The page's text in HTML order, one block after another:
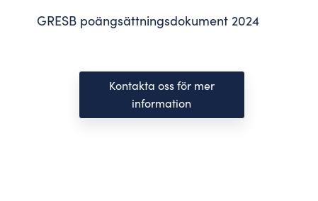
GRESB poängsättningsdokument 2024
Kontakta oss för mer
information